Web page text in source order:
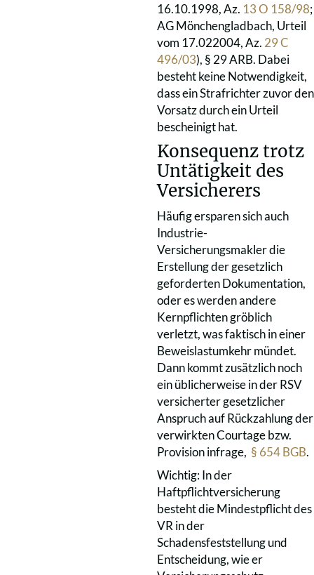
16.10.1998, Az. 13 O 158/98;
AG Mönchengladbach, Urteil
vom 17.022004, Az. 29 C
496/03), § 29 ARB. Dabei
besteht keine Notwendigkeit,
dass ein Strafrichter zuvor den
Vorsatz durch ein Urteil
bescheinigt hat.
Konsequenz trotz
Untätigkeit des
Versicherers
Häufig ersparen sich auch
Industrie-
Versicherungsmakler die
Erstellung der gesetzlich
geforderten Dokumentation,
oder es werden andere
Kernpflichten gröblich
verletzt, was faktisch in einer
Beweislastumkehr mündet.
Dann kommt zusätzlich noch
ein üblicherweise in der RSV
versicherter gesetzlicher
Anspruch auf Rückzahlung der
verwirkten Courtage bzw.
Provision infrage, § 654 BGB.
Wichtig: In der
Haftpflichtversicherung
besteht die Mindestpflicht des
VR in der
Schadensfeststellung und
Entscheidung, wie er